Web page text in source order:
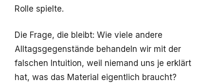
Rolle spielte.
Die Frage, die bleibt: Wie viele andere
Alltagsgegenstände behandeln wir mit der
falschen Intuition, weil niemand uns je erklärt
hat, was das Material eigentlich braucht?